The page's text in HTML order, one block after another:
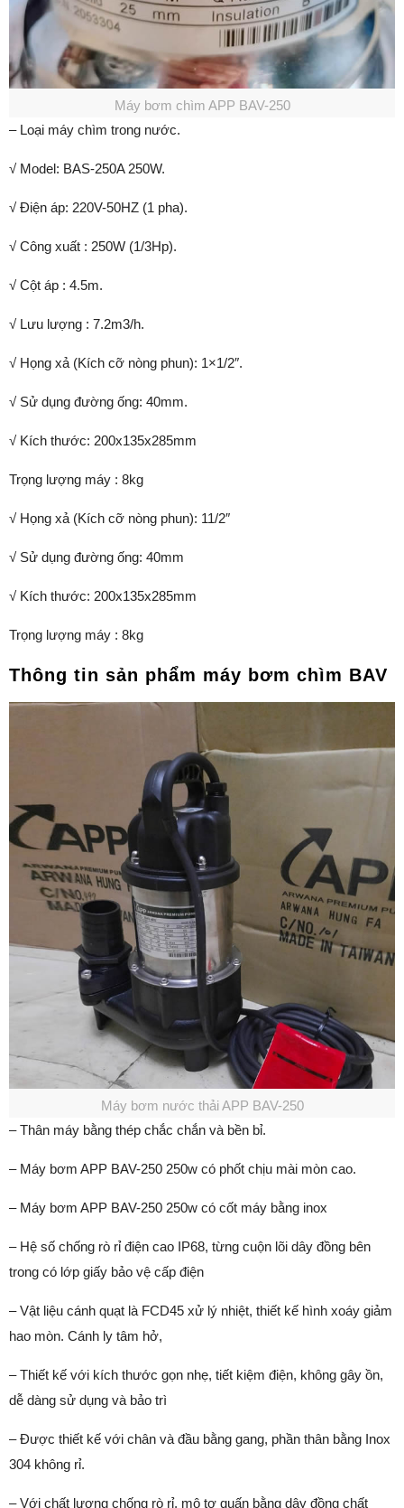
Máy bơm chìm APP BAV-250
– Loại máy chìm trong nước.
√ Model: BAS-250A 250W.
√ Điện áp: 220V-50HZ (1 pha).
√ Công xuất : 250W (1/3Hp).
√ Cột áp : 4.5m.
√ Lưu lượng : 7.2m3/h.
√ Họng xả (Kích cỡ nòng phun): 1×1/2″.
√ Sử dụng đường ống: 40mm.
√ Kích thước: 200x135x285mm
Trọng lượng máy : 8kg
√ Họng xả (Kích cỡ nòng phun): 11/2″
√ Sử dụng đường ống: 40mm
√ Kích thước: 200x135x285mm
Trọng lượng máy : 8kg
Thông tin sản phẩm máy bơm chìm BAV
Máy bơm nước thải APP BAV-250
– Thân máy bằng thép chắc chắn và bền bỉ.
– Máy bơm APP BAV-250 250w có phốt chịu mài mòn cao.
– Máy bơm APP BAV-250 250w có cốt máy bằng inox
– Hệ số chống rò rỉ điện cao IP68, từng cuộn lõi dây đồng bên
trong có lớp giấy bảo vệ cấp điện
– Vật liệu cánh quạt là FCD45 xử lý nhiệt, thiết kế hình xoáy giảm
hao mòn. Cánh ly tâm hở,
– Thiết kế với kích thước gọn nhẹ, tiết kiệm điện, không gây ồn,
dễ dàng sử dụng và bảo trì
– Được thiết kế với chân và đầu bằng gang, phần thân bằng Inox
304 không rỉ.
– Với chất lượng chống rò rỉ, mô tơ quấn bằng dây đồng chất